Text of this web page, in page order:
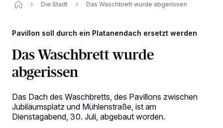
Die Stadt Das Waschbrett wurde abgerissen
Pavillon soll durch ein Platanendach ersetzt werden
Das Waschbrett wurde
abgerissen
Das Dach des Waschbretts, des Pavillons zwischen
Jubiläumsplatz und Mühlenstraße, ist am
Dienstagabend, 30. Juli, abgebaut worden.
Wir und unsere218-Partner speichern und greifen auf
personenbezogene Daten wie Browserdaten oder eindeutige
Kennungen auf Ihrem Gerät zu. Durch Auswahl von OK aktivieren Sie
Tracking-Technologien für die unter „Wir und unsere Partner